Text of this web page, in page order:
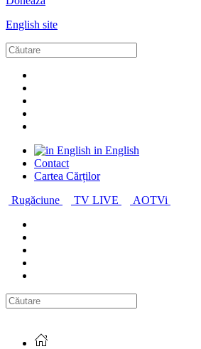
English site
in English
Contact
Cartea Cărților
Rugăciune
TV LIVE AOTVi